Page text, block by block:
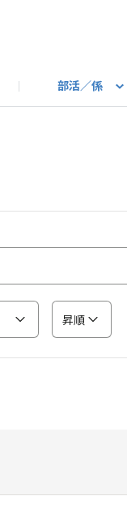
部活／係
昇順